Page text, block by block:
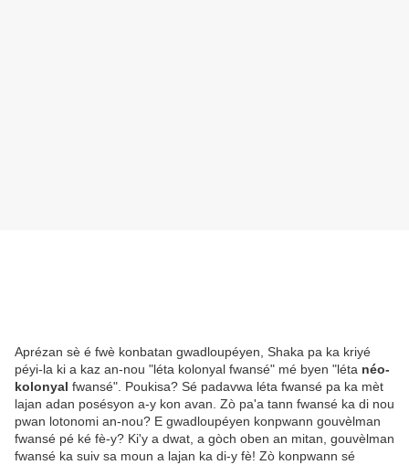
Aprézan sè é fwè konbatan gwadloupéyen, Shaka pa ka kriyé
péyi-la ki a kaz an-nou "léta kolonyal fwansé" mé byen "léta néo-
kolonyal fwansé". Poukisa? Sé padavwa léta fwansé pa ka mèt
lajan adan posésyon a-y kon avan. Zò pa'a tann fwansé ka di nou
pwan lotonomi an-nou? E gwadloupéyen konpwann gouvèlman
fwansé pé ké fè-y? Ki'y a dwat, a gòch oben an mitan, gouvèlman
fwansé ka suiv sa moun a lajan ka di-y fè! Zò konpwann sé